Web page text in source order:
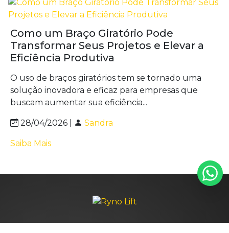
Como um Braço Giratório Pode
Transformar Seus Projetos e Elevar a
Eficiência Produtiva
O uso de braços giratórios tem se tornado uma
solução inovadora e eficaz para empresas que
buscam aumentar sua eficiência...
28/04/2026 | Sandra
Saiba Mais